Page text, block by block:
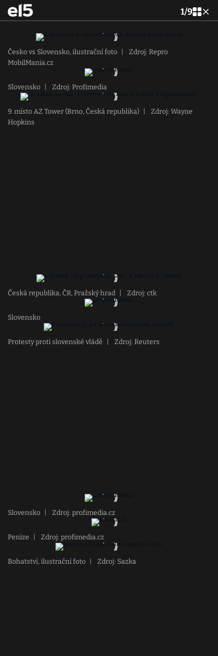
1/9
Česko vs Slovensko, ilustrační foto
Zdroj: Repro
MobilMania.cz
Slovensko Zdroj: Profimedia
9. místo AZ Tower (Brno, Česká republika)
Zdroj: Wayne
Hopkins
Česká republika, ČR, Pražský hrad Zdroj: ctk
Slovensko
Protesty proti slovenské vládě Zdroj: Reuters
Slovensko Zdroj: profimedia.cz
Peníze Zdroj: profimedia.cz
Bohatství, ilustrační foto Zdroj: Sazka